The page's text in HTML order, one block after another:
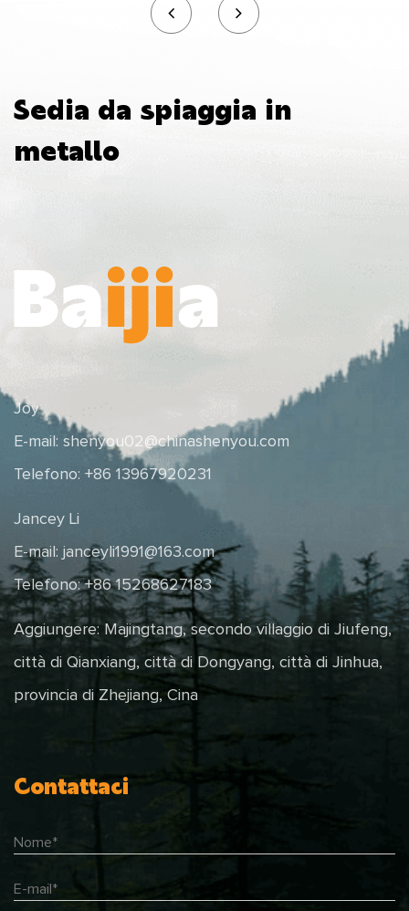
Sedia da spiaggia in
metallo
Joy
E-mail: shenyou02@chinashenyou.com
Telefono: +86 13967920231
Jancey Li
E-mail: janceyli1991@163.com
Telefono: +86 15268627183
Aggiungere: Majingtang, secondo villaggio di Jiufeng,
città di Qianxiang, città di Dongyang, città di Jinhua,
provincia di Zhejiang, Cina
Contattaci